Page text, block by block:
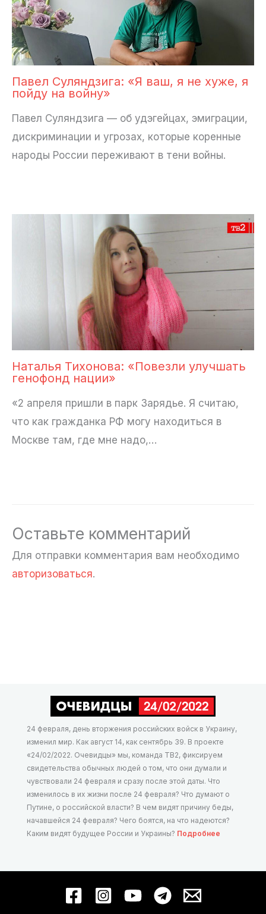
Павел Суляндзига: «Я ваш, я не хуже, я
пойду на войну»
Павел Суляндзига — об удэгейцах, эмиграции,
дискриминации и угрозах, которые коренные
народы России переживают в тени войны.
Наталья Тихонова: «Повезли улучшать
генофонд нации»
«2 апреля пришли в парк Зарядье. Я считаю,
что как гражданка РФ могу находиться в
Москве там, где мне надо,…
Оставьте комментарий
Для отправки комментария вам необходимо
авторизоваться.
24 февраля, день вторжения российских войск в Украину,
изменил мир. Как август 14, как сентябрь 39. В проекте
«24/02/2022. Очевидцы» мы, команда ТВ2, фиксируем
свидетельства обычных людей о том, что они думали и
чувствовали 24 февраля и сразу после этой даты. Что
изменилось в их жизни после 24 февраля? Что думают о
Путине, о российской власти? В чем видят причину беды,
начавшейся 24 февраля? Чего боятся, на что надеются?
Каким видят будущее России и Украины? Подробнее